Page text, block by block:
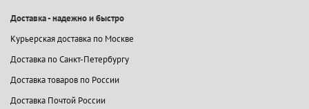
Доставка - надежно и быстро
Курьерская доставка по Москве
Доставка по Санкт-Петербургу
Доставка товаров по России
Доставка Почтой России